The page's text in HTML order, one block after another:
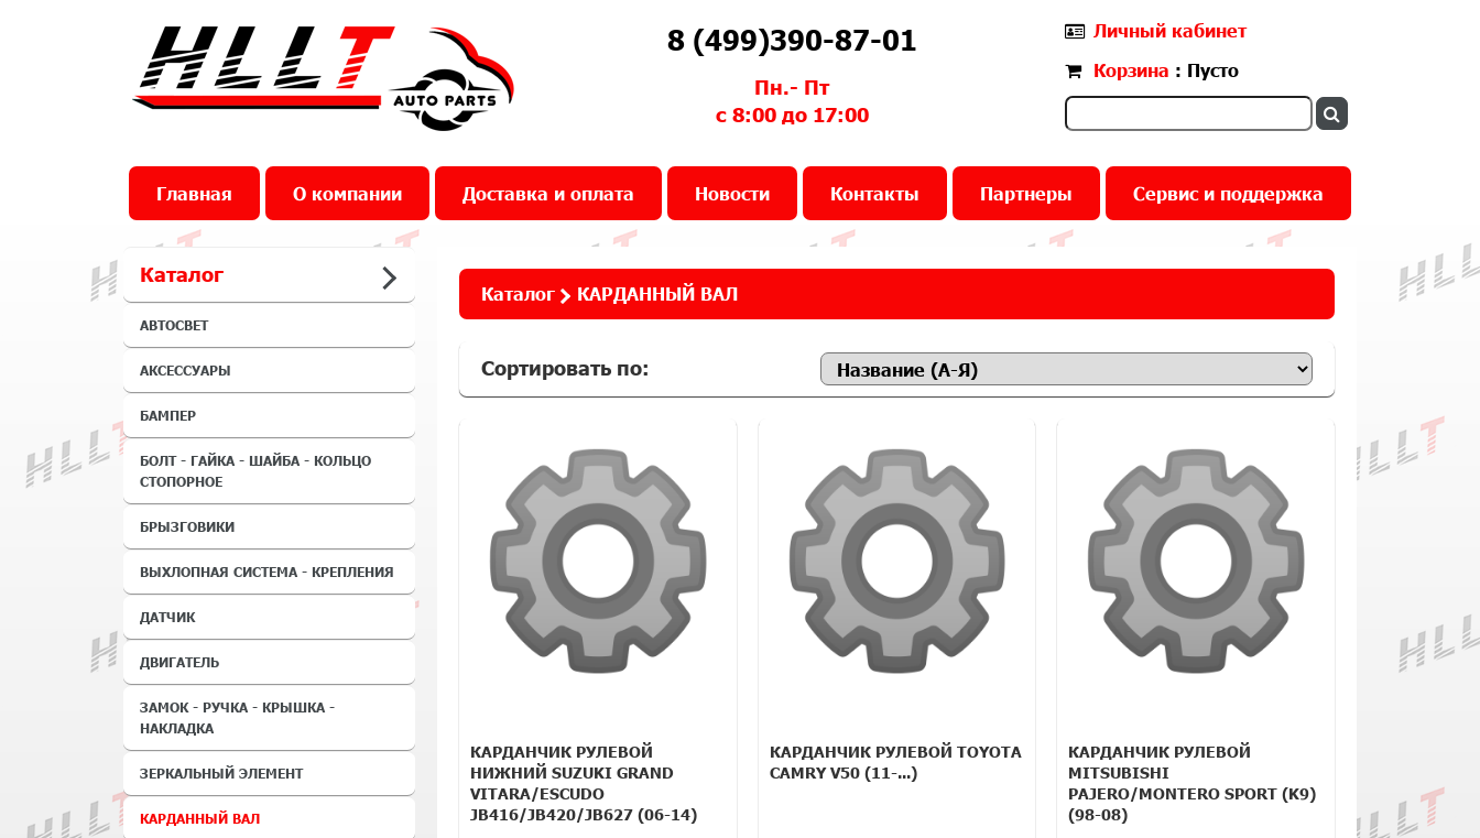
8 (499)390-87-01
Пн.- Пт
с 8:00 до 17:00
Личный кабинет
Корзина : Пусто
Главная О компании Доставка и оплата Новости Контакты Партнеры Сервис и поддержка
Каталог
АВТОСВЕТ
АКСЕССУАРЫ
БАМПЕР
БОЛТ - ГАЙКА - ШАЙБА - КОЛЬЦО
СТОПОРНОЕ
БРЫЗГОВИКИ
ВЫХЛОПНАЯ СИСТЕМА - КРЕПЛЕНИЯ
ДАТЧИК
ДВИГАТЕЛЬ
ЗАМОК - РУЧКА - КРЫШКА -
НАКЛАДКА
ЗЕРКАЛЬНЫЙ ЭЛЕМЕНТ
КАРДАННЫЙ ВАЛ
Каталог КАРДАННЫЙ ВАЛ
Сортировать по:
КАРДАНЧИК РУЛЕВОЙ
НИЖНИЙ SUZUKI GRAND
VITARA/ESCUDO
JB416/JB420/JB627 (06-14)
КАРДАНЧИК РУЛЕВОЙ TOYOTA
CAMRY V50 (11-...)
КАРДАНЧИК РУЛЕВОЙ
MITSUBISHI
PAJERO/MONTERO SPORT (K9)
(98-08)